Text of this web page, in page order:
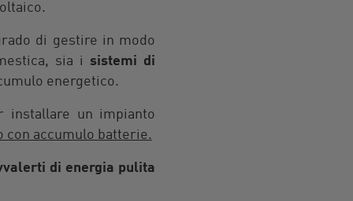
di gestire in modo
sia isistemi di
energetico.
installare un impianto
con accumulo batterie.
di energia pulita